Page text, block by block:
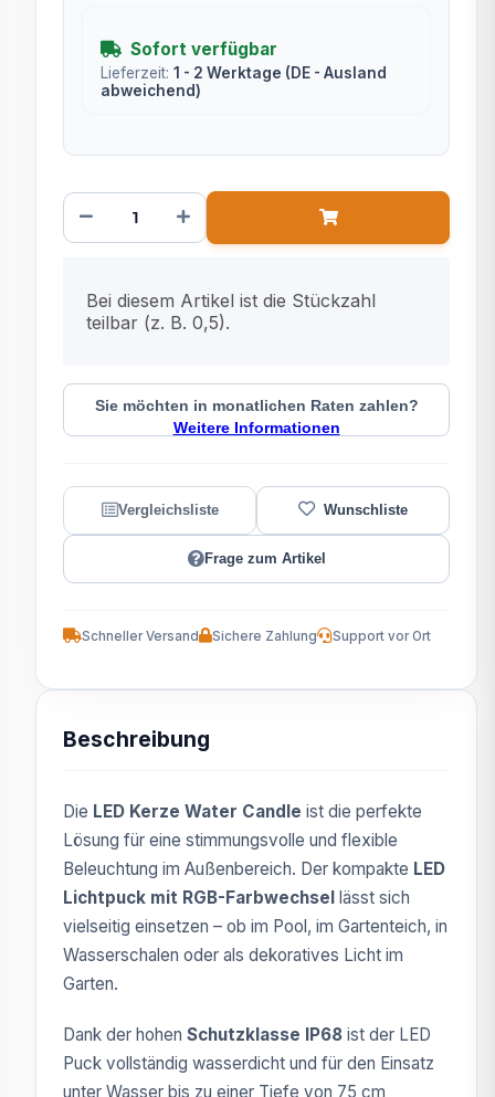
Sofort verfügbar
Lieferzeit: 1 - 2 Werktage (DE - Ausland
abweichend)
Bei diesem Artikel ist die Stückzahl
teilbar (z. B. 0,5).
Sie möchten in monatlichen Raten zahlen?
Weitere Informationen
Frage zum Artikel
Schneller Versand Sichere Zahlung Support vor Ort
Beschreibung
Die LED Kerze Water Candle ist die perfekte
Lösung für eine stimmungsvolle und flexible
Beleuchtung im Außenbereich. Der kompakte LED
Lichtpuck mit RGB-Farbwechsel lässt sich
vielseitig einsetzen – ob im Pool, im Gartenteich, in
Wasserschalen oder als dekoratives Licht im
Garten.
Dank der hohen Schutzklasse IP68 ist der LED
Puck vollständig wasserdicht und für den Einsatz
unter Wasser bis zu einer Tiefe von 75 cm